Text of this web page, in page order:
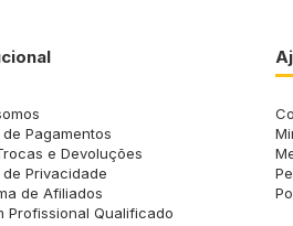
Pagamentos
e Devoluções
Privacidade
de Afiliados
Profissional Qualificado